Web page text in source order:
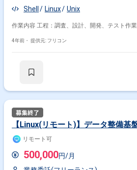
Shell
Linux Unix
作業内容 工程：調査、設計、開発、テスト作業
4年前・ 提供元: フリコン
【Linux(リモート)】データ整備基
リモート可
500,000円/月